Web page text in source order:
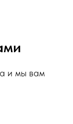
и мы вам